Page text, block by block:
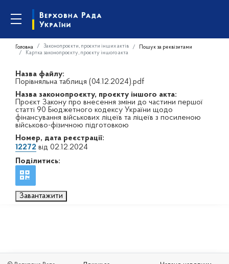
Головна Законопроєкти, проєкти інших актів
Пошук за реквізитами
Картка законопроєкту, проєкту іншого акта
Назва файлу:
Порівняльна таблиця (04.12.2024).pdf
Назва законопроєкту, проєкту іншого акта:
Проєкт Закону про внесення зміни до частини першої
статті 90 Бюджетного кодексу України щодо
фінансування військових ліцеїв та ліцеїв з посиленою
військово-фізичною підготовкою
Номер, дата реєстрації:
12272 від 02.12.2024
Поділитись:
Завантажити